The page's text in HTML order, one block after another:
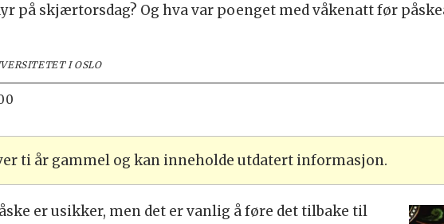
på skjærtorsdag? Og hva var poenget med våkenatt før
I OSLO
ti år gammel og kan inneholde utdatert informasjon.
er usikker, men det er vanlig å føre det tilbake til